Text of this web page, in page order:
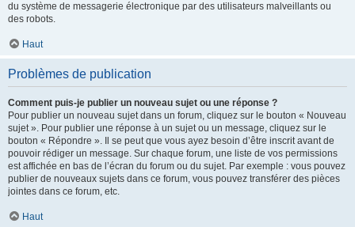
du système de messagerie électronique par des utilisateurs malveillants ou
des robots.
Haut
Problèmes de publication
Comment puis-je publier un nouveau sujet ou une réponse ?
Pour publier un nouveau sujet dans un forum, cliquez sur le bouton « Nouveau
sujet ». Pour publier une réponse à un sujet ou un message, cliquez sur le
bouton « Répondre ». Il se peut que vous ayez besoin d’être inscrit avant de
pouvoir rédiger un message. Sur chaque forum, une liste de vos permissions
est affichée en bas de l’écran du forum ou du sujet. Par exemple : vous pouvez
publier de nouveaux sujets dans ce forum, vous pouvez transférer des pièces
jointes dans ce forum, etc.
Haut